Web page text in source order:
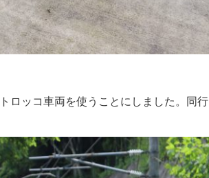
ロッコ車両を使うことにしました。同行